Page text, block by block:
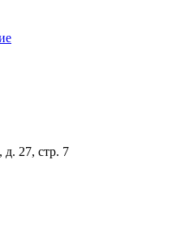
д. 27, стр. 7